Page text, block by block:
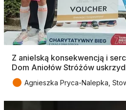
Z anielską konsekwencją i
Dom Aniołów Stróżów
● Agnieszka Pryca-Nalepka,